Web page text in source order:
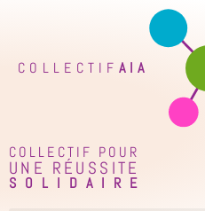
COLLECTIF AIA
COLLECTIF POUR
UNE RÉUSSITE
SOLIDAIRE